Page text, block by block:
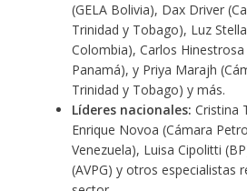
(GELA Bolivia), Dax Driver
Trinidad y Tobago), Luz
Colombia), Carlos
Panamá), y Priya Marajh
Trinidad y Tobago) y más.
Líderes nacionales: Cristina
Enrique Novoa (Cámara
Venezuela), Luisa Cipolitti
(AVPG) y otros especialistas